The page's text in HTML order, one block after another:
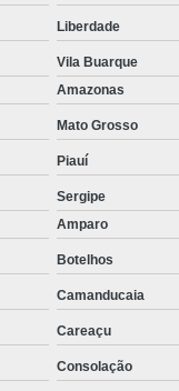
Empresa de
Empresa de
Rastreador de
Liberdade
Vila Buarque
Amazonas
Mato Grosso
Piauí
Sergipe
Amparo
Botelhos
Camanducaia
Careaçu
Consolação